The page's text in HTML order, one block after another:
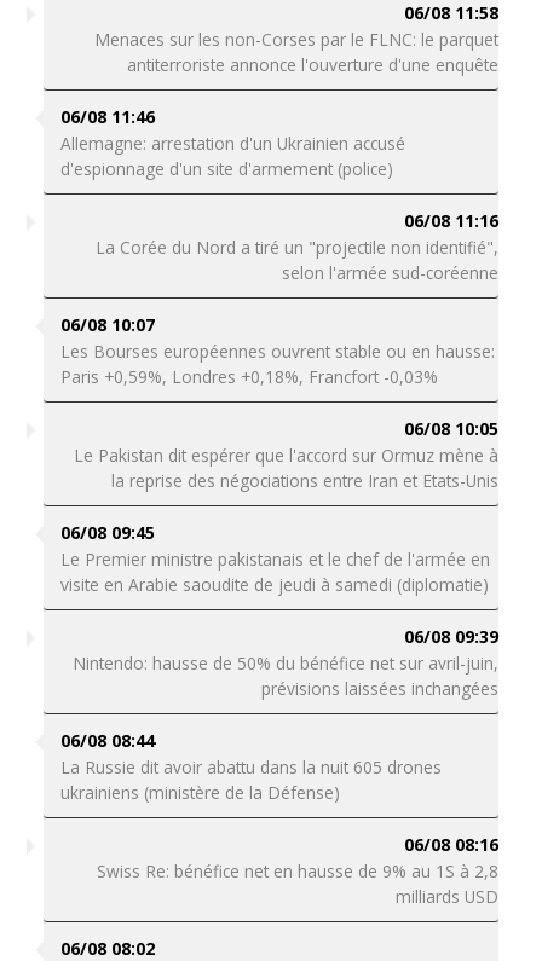
06/08 11:58
Menaces sur les non-Corses par le FLNC: le parquet
antiterroriste annonce l'ouverture d'une enquête
06/08 11:46
Allemagne: arrestation d'un Ukrainien accusé
d'espionnage d'un site d'armement (police)
06/08 11:16
La Corée du Nord a tiré un "projectile non identifié",
selon l'armée sud-coréenne
06/08 10:07
Les Bourses européennes ouvrent stable ou en hausse:
Paris +0,59%, Londres +0,18%, Francfort -0,03%
06/08 10:05
Le Pakistan dit espérer que l'accord sur Ormuz mène à
la reprise des négociations entre Iran et Etats-Unis
06/08 09:45
Le Premier ministre pakistanais et le chef de l'armée en
visite en Arabie saoudite de jeudi à samedi (diplomatie)
06/08 09:39
Nintendo: hausse de 50% du bénéfice net sur avril-juin,
prévisions laissées inchangées
06/08 08:44
La Russie dit avoir abattu dans la nuit 605 drones
ukrainiens (ministère de la Défense)
06/08 08:16
Swiss Re: bénéfice net en hausse de 9% au 1S à 2,8
milliards USD
06/08 08:02